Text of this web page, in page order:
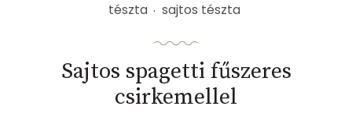
tészta sajtos tészta
Sajtos spagetti fűszeres
csirkemellel